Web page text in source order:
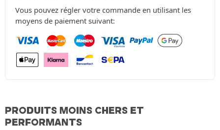
Vous pouvez régler votre commande en utilisant les
moyens de paiement suivant:
PRODUITS MOINS CHERS ET
PERFORMANTS